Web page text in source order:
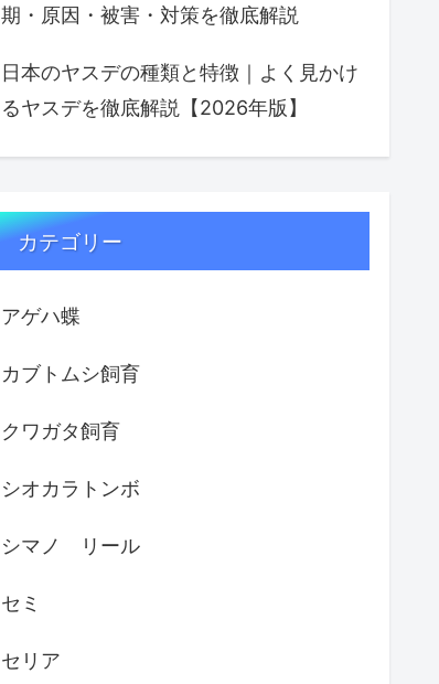
期・原因・被害・対策を徹底解説
日本のヤスデの種類と特徴｜よく見かけ
るヤスデを徹底解説【2026年版】
カテゴリー
アゲハ蝶
カブトムシ飼育
クワガタ飼育
シオカラトンボ
シマノ リール
セミ
セリア